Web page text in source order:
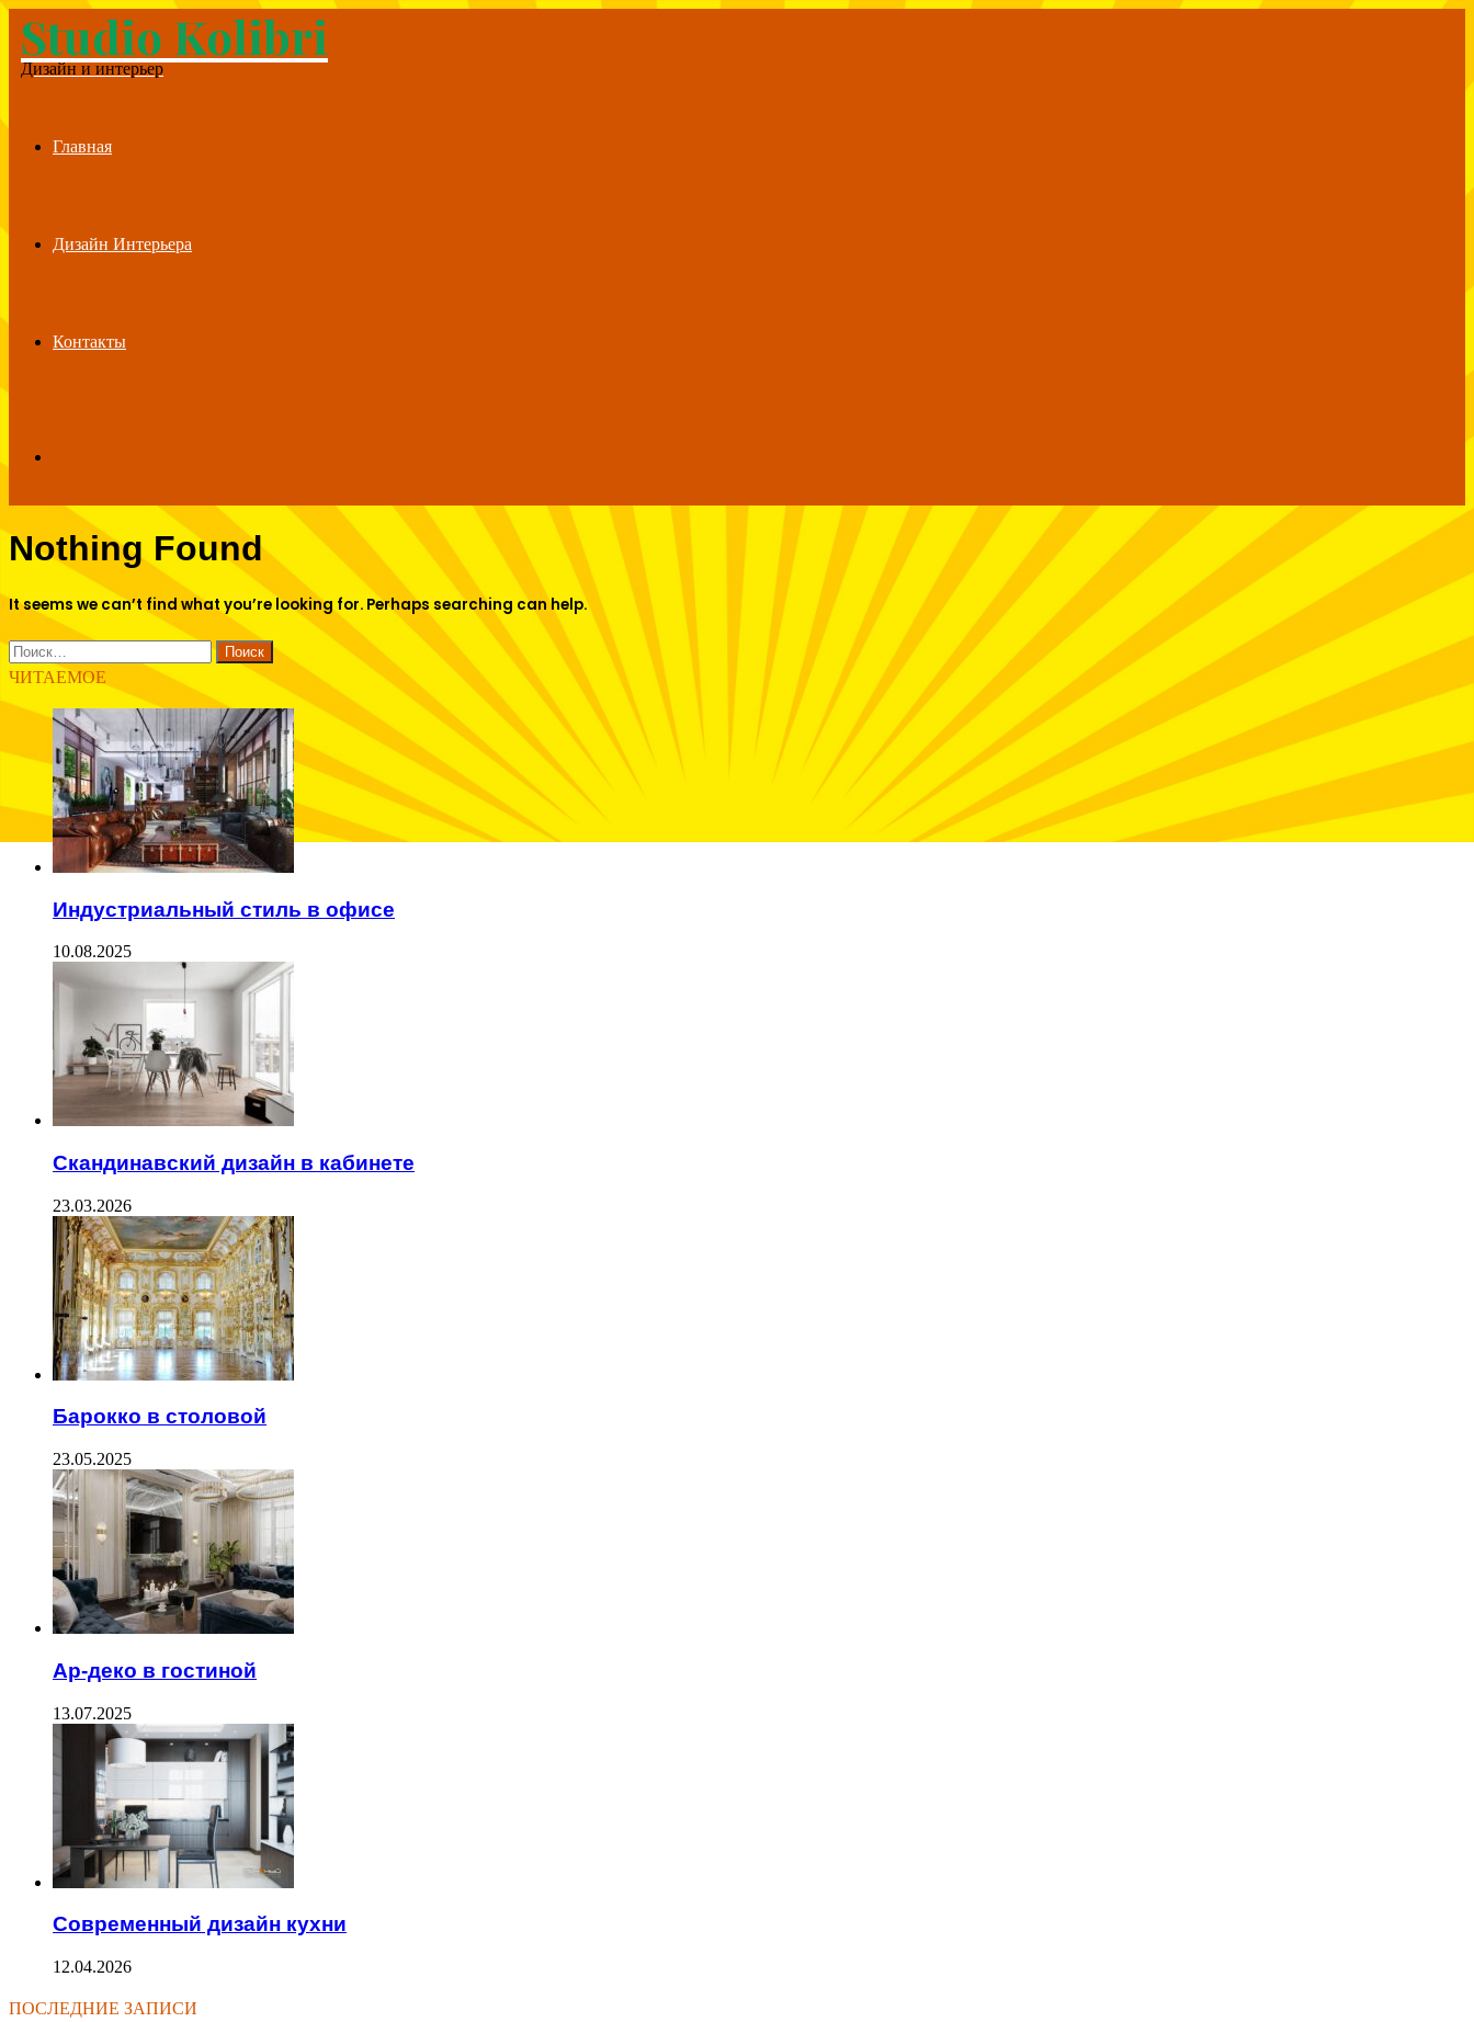
Menu
Studio Kolibri
Дизайн и интерьер
Главная
Дизайн Интерьера
Контакты
for
Nothing Found
It seems we can’t find what you’re looking for. Perhaps searching can help.
Найти:
ЧИТАЕМОЕ
Индустриальный стиль в офисе
10.08.2025
Скандинавский дизайн в кабинете
23.03.2026
Барокко в столовой
23.05.2025
Ар-деко в гостиной
13.07.2025
Современный дизайн кухни
12.04.2026
ПОСЛЕДНИЕ ЗАПИСИ